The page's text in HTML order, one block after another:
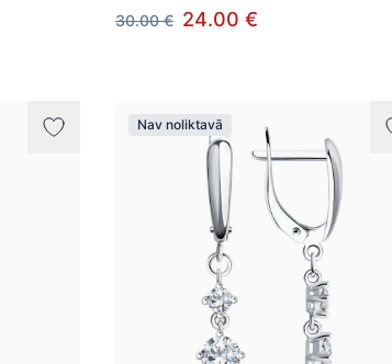
30.00 € 24.00 €
Nav noliktavā